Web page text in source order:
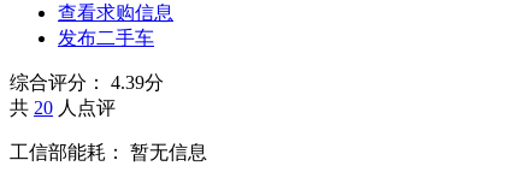
查看求购信息
发布二手车
综合评分：
4.39分
共 20 人点评
工信部能耗： 暂无信息